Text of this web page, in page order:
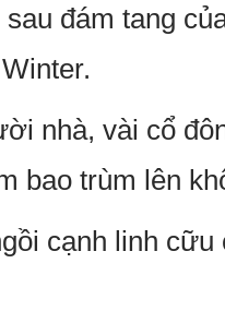
sau đám tang
nhà, vài cổ
bao trùm lên
cạnh linh